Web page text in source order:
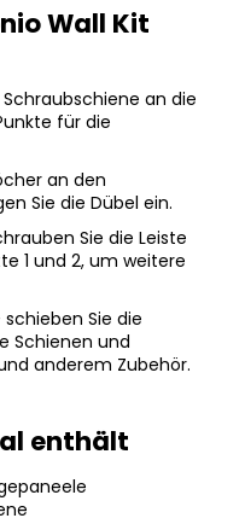
Wall Kit
an die
für die
an den
Sie die Dübel ein.
Sie die Leiste
1 und 2, um weitere
schieben Sie die
Schienen und
anderem Zubehör.
enthält